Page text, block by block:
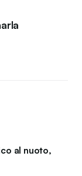
al nuoto,